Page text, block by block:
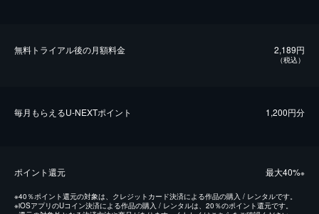
無料トライアル後の⽉額料金 2,189円
（税込）
毎⽉もらえるU-NEXTポイント 1,200円分
ポイント還元 最⼤40%※
※40％ポイント還元の対象は、クレジットカード決済による作品の購入 / レンタルです。
※iOSアプリのUコイン決済による作品の購入 / レンタルは、20％のポイント還元です。